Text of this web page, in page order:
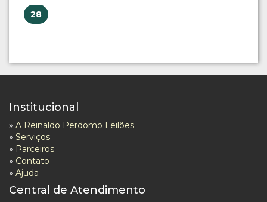
28
Institucional
» A Reinaldo Perdomo Leilões
» Serviços
» Parceiros
» Contato
» Ajuda
Central de Atendimento